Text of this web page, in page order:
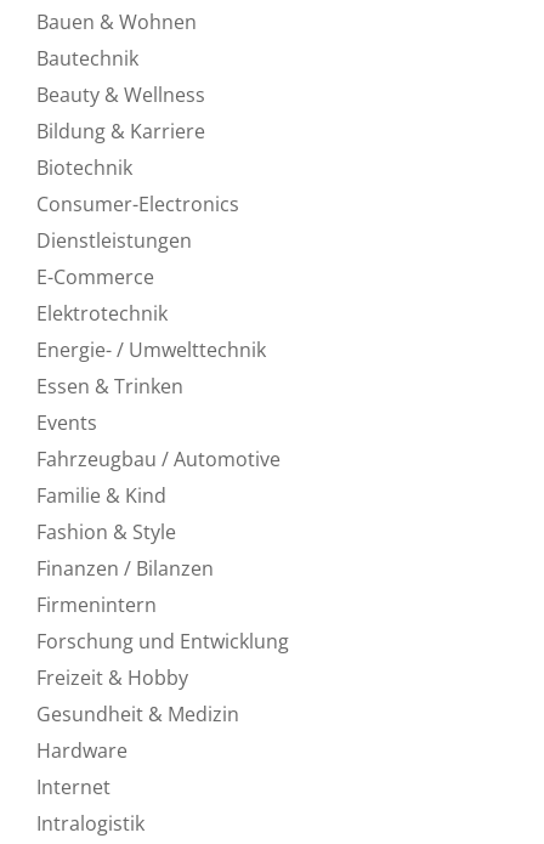
Bauen & Wohnen
Bautechnik
Beauty & Wellness
Bildung & Karriere
Biotechnik
Consumer-Electronics
Dienstleistungen
E-Commerce
Elektrotechnik
Energie- / Umwelttechnik
Essen & Trinken
Events
Fahrzeugbau / Automotive
Familie & Kind
Fashion & Style
Finanzen / Bilanzen
Firmenintern
Forschung und Entwicklung
Freizeit & Hobby
Gesundheit & Medizin
Hardware
Internet
Intralogistik